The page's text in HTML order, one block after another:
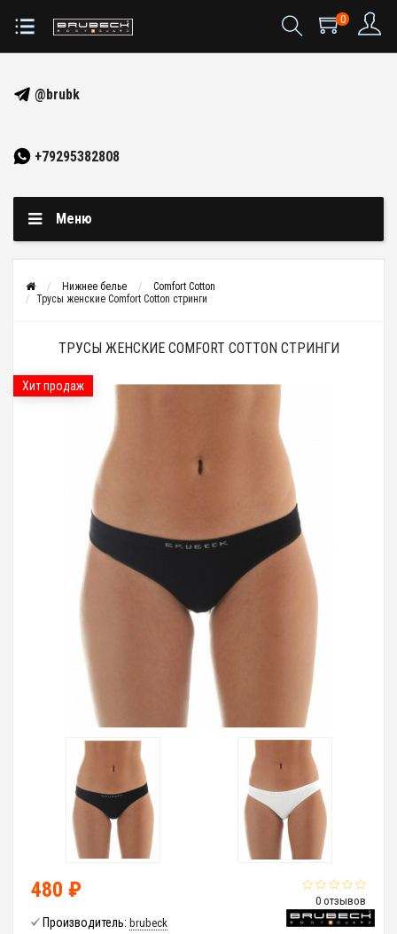
0
@brubk
+79295382808
Меню
Нижнее белье
Comfort Cotton
Трусы женские Comfort Cotton стринги
ТРУСЫ ЖЕНСКИЕ COMFORT COTTON СТРИНГИ
Хит продаж
0 отзывов
480 ₽
Производитель: brubeck